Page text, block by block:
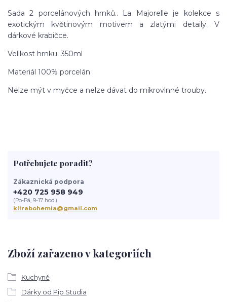
Sada 2 porcelánových hrnků.. La Majorelle je kolekce s
exotickým květinovým motivem a zlatými detaily. V
dárkové krabičce.
Velikost hrnku: 350ml
Materiál 100% porcelán
Nelze mýt v myčce a nelze dávat do mikrovlnné trouby.
Zboží zařazeno v kategoriích
Kuchyně
Dárky od Pip Studia
Potřebujete poradit?
Zákaznická podpora
+420 725 958 949
(Po-Pá, 9-17 hod.)
klirabohemia@gmail.com